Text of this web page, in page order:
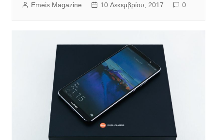
Emeis Magazine 10 Δεκεμβρίου, 2017 0